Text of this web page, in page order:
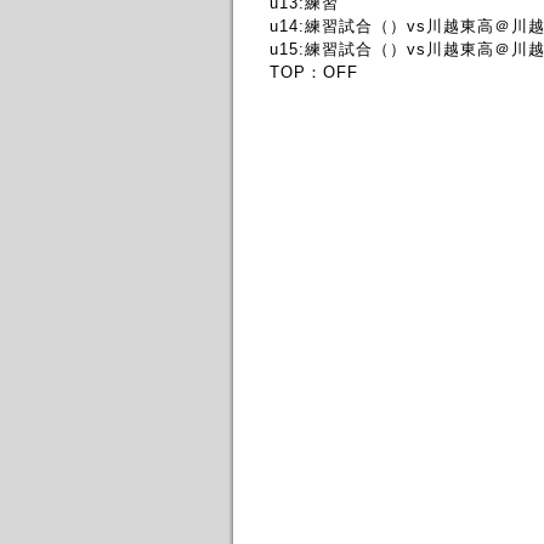
u14:練習試合（）vs川越東高＠川
u15:練習試合（）vs川越東高＠川
TOP：OFF